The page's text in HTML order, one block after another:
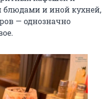
блюдами и иной кухней,
— однозначно